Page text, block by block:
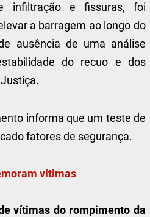
infiltração e fissuras, foi
a barragem ao longo do
ausência de uma análise
do recuo e dos
informa que um teste de
fatores de segurança.
vítimas
vítimas do rompimento da